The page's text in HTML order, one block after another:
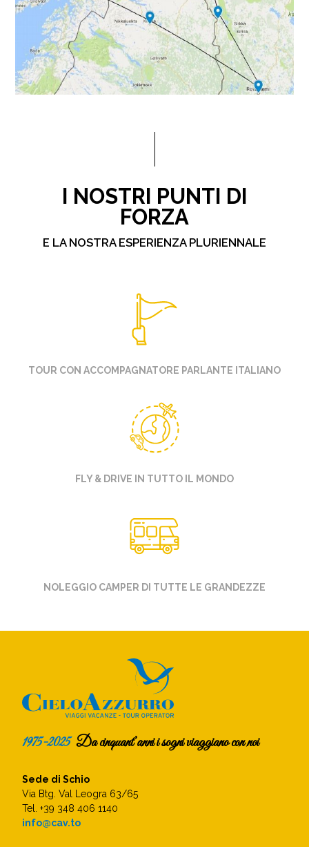
I NOSTRI PUNTI DI
FORZA
E LA NOSTRA ESPERIENZA PLURIENNALE
TOUR CON ACCOMPAGNATORE PARLANTE ITALIANO
FLY & DRIVE IN TUTTO IL MONDO
NOLEGGIO CAMPER DI TUTTE LE GRANDEZZE
1975-2025Da cinquant’anni i sogni viaggiano con noi
Sede di Schio
Via Btg. Val Leogra 63/65
Tel. +39 348 406 1140
info@cav.to